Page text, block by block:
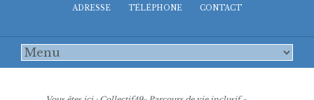
ADRESSE TÉLÉPHONE CONTACT